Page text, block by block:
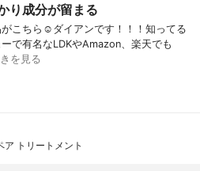
り成分が留まる
こちら☺️ダイアンです！！！知ってる
で有名なLDKやAmazon、楽天でも
を見る
ア トリートメント